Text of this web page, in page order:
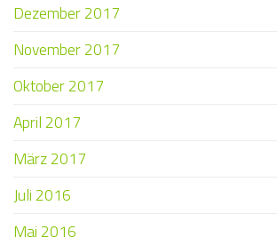
Dezember 2017
November 2017
Oktober 2017
April 2017
März 2017
Juli 2016
Mai 2016